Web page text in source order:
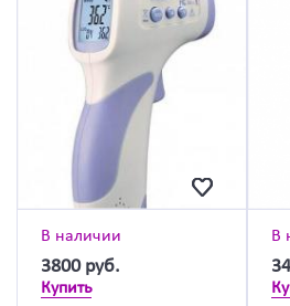
В наличии
3800 руб.
Купить
В